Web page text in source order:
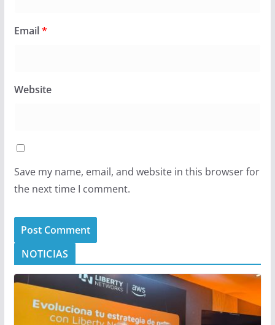
Email*
Website
Save my name, email, and website in this browser for
the next time I comment.
NOTICIAS